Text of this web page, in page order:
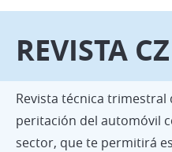
REVISTA CZ
Revista técnica trimestral
peritación del automóvil
sector, que te permitirá